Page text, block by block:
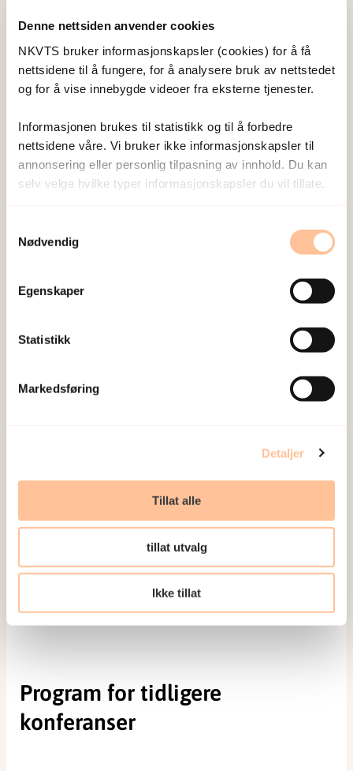
Denne nettsiden anvender cookies
NKVTS bruker informasjonskapsler (cookies) for å få
nettsidene til å fungere, for å analysere bruk av nettstedet
og for å vise innebygde videoer fra eksterne tjenester.
Informasjonen brukes til statistikk og til å forbedre
nettsidene våre. Vi bruker ikke informasjonskapsler til
annonsering eller personlig tilpasning av innhold. Du kan
selv velge hvilke typer informasjonskapsler du vil tillate.
Nødvendig
Egenskaper
Statistikk
Markedsføring
Detaljer
Tillat alle
tillat utvalg
Ikke tillat
Men en god bro går begge veier, og for å utvikle
ny kunnskap er vi avhengig av å få informasjon og
tilbakemeldinger fra klinikken. Takket være alle
vært med på våre tidligere og pågående studier
av behandling og implementering, har vi kunnet
utvikle ny kunnskap.
mai.
Vil du vite mer?
Meld deg på eget nyhetsbrev for
kurs@rvtsost.no
Program for tidligere
konferanser